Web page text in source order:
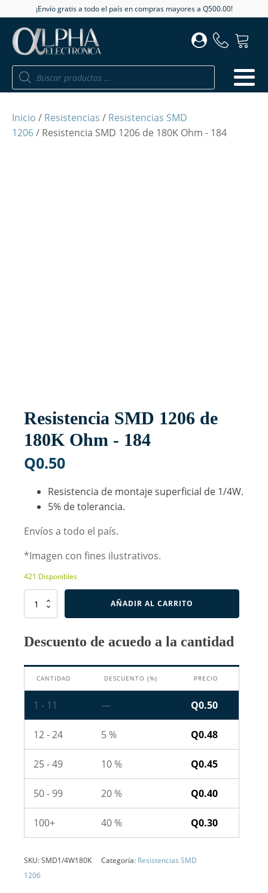
¡Envío gratis a todo el país en compras mayores a Q500.00!
Búsqueda
productos
Inicio / Resistencias / Resistencias SMD
1206/ Resistencia SMD 1206 de 180K Ohm - 184
Resistencia SMD 1206 de
180K Ohm - 184
Q0.50
Resistencia de montaje superficial de 1/4W.
5% de tolerancia.
Envíos a todo el país.
*Imagen con fines ilustrativos.
421 Disponibles
Resistencia
180K
-
cantidad
AÑADIR AL CARRITO
Descuento de acuedo a la cantidad
CANTIDAD DESCUENTO (%) PRECIO
1 - 11 — Q0.50
12 - 24 5 % Q0.48
25 - 49 10 % Q0.45
50 - 99 20 % Q0.40
100+ 40 % Q0.30
SKU:SMD1/4W180K Categoría: Resistencias SMD
1206